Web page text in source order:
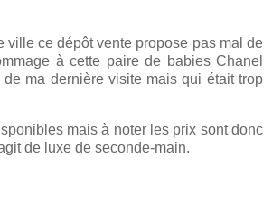
ville ce dépôt vente propose pas mal de
à cette paire de babies Chanel
ma dernière visite mais qui était trop
mais à noter les prix sont donc
de luxe de seconde-main.